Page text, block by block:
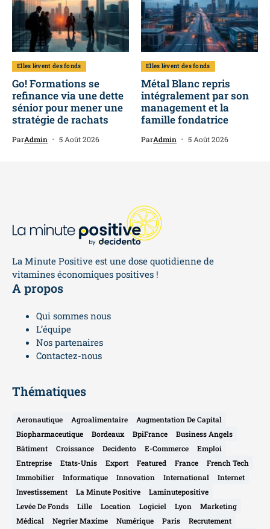
Elles lèvent des fonds
Go! Formations se
refinance via une dette
sénior pour mener une
stratégie de rachats
ParAdmin 5 Août 2026
Elles lèvent des fonds
Métal Blanc repris
intégralement par son
management et la
famille fondatrice
ParAdmin 5 Août 2026
La Minute Positive est une dose quotidienne de
vitamines économiques positives !
A propos
Qui sommes nous
L’équipe
Nos partenaires
Contactez-nous
Thématiques
Aeronautique Agroalimentaire
Augmentation De Capital
Biopharmaceutique
Bordeaux BpiFrance
Business Angels
Bâtiment
Croissance Decidento E-Commerce
Emploi
Entreprise
Etats-Unis Export Featured France
French Tech
Immobilier
Informatique Innovation International
Internet
Investissement
La Minute Positive
Laminutepositive
Levée De Fonds
Lille Location Logiciel Lyon
Marketing
Médical
Negrier Maxime Numérique Paris
Recrutement